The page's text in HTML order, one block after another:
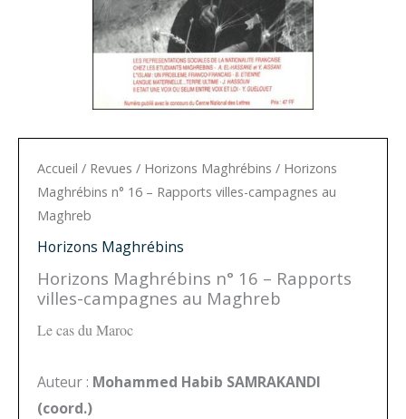
Accueil / Revues / Horizons Maghrébins / Horizons
Maghrébins n° 16 – Rapports villes-campagnes au
Maghreb
Horizons Maghrébins
Horizons Maghrébins n° 16 – Rapports
villes-campagnes au Maghreb
Le cas du Maroc
Auteur : Mohammed Habib SAMRAKANDI
(coord.)